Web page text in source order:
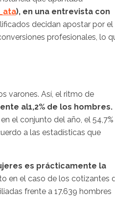
), en una entrevista con
decidan apostar por el
profesionales, lo
varones. Así, el ritmo de
al1,2% de los hombres.
el conjunto del año, el 54,7%
a las estadísticas que
es prácticamente la
en el caso de los cotizantes
frente a 17.639 hombres